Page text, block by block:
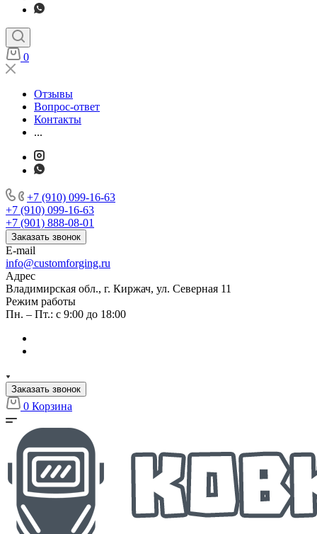
0
Отзывы
Вопрос-ответ
Контакты
...
+7 (910) 099-16-63
+7 (910) 099-16-63
+7 (901) 888-08-01
Заказать звонок
E-mail
info@customforging.ru
Адрес
Владимирская обл., г. Киржач, ул. Северная 11
Режим работы
Пн. – Пт.: с 9:00 до 18:00
Заказать звонок
0 Корзина